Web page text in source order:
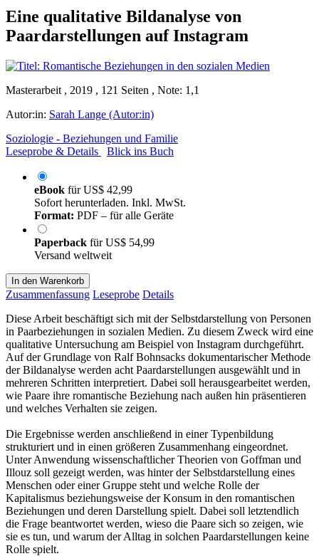
Eine qualitative Bildanalyse von
Paardarstellungen auf Instagram
Masterarbeit , 2019 , 121 Seiten , Note: 1,1
Autor:in: Sarah Lange (Autor:in)
Soziologie - Beziehungen und Familie
Leseprobe & Details
Blick ins Buch
eBook fürUS$ 42,99
Sofort herunterladen. Inkl. MwSt.
Format: PDF – für alle Geräte
Paperback fürUS$ 54,99
Versand weltweit
In den Warenkorb
Zusammenfassung Leseprobe Details
Diese Arbeit beschäftigt sich mit der Selbstdarstellung von Personen
in Paarbeziehungen in sozialen Medien. Zu diesem Zweck wird eine
qualitative Untersuchung am Beispiel von Instagram durchgeführt.
Auf der Grundlage von Ralf Bohnsacks dokumentarischer Methode
der Bildanalyse werden acht Paardarstellungen ausgewählt und in
mehreren Schritten interpretiert. Dabei soll herausgearbeitet werden,
wie Paare ihre romantische Beziehung nach außen hin präsentieren
und welches Verhalten sie zeigen.
Die Ergebnisse werden anschließend in einer Typenbildung
strukturiert und in einen größeren Zusammenhang eingeordnet.
Unter Anwendung wissenschaftlicher Theorien von Goffman und
Illouz soll gezeigt werden, was hinter der Selbstdarstellung eines
Menschen oder einer Gruppe steht und welche Rolle der
Kapitalismus beziehungsweise der Konsum in den romantischen
Beziehungen und deren Darstellung spielt. Dabei soll letztendlich
die Frage beantwortet werden, wieso die Paare sich so zeigen, wie
sie es tun, und warum der Alltag in solchen Paardarstellungen keine
Rolle spielt.